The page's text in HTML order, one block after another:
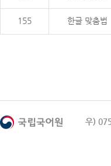
155 한글 맞춤법
우)